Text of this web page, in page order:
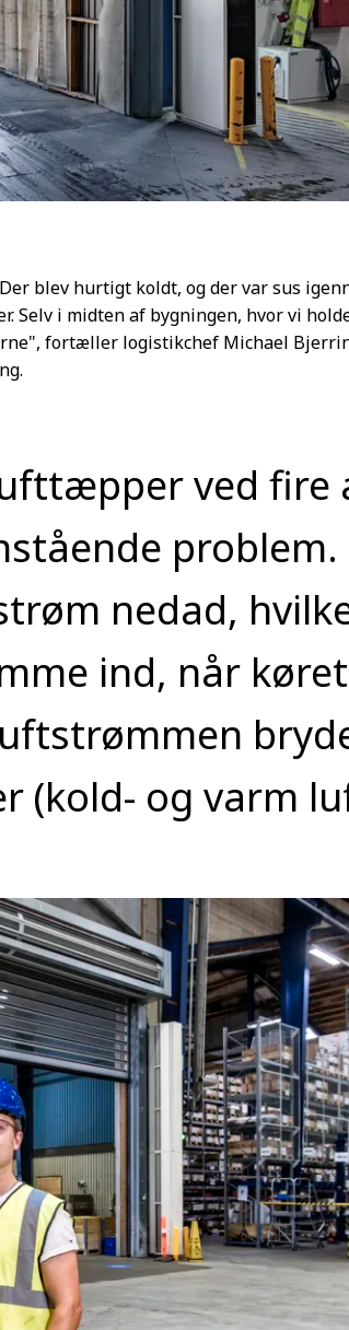
blev hurtigt koldt, og der var sus
Selv i midten af bygningen, hvor vi
fortæller logistikchef Michael
ved fire
nedad,
ind, når
(kold- og varm